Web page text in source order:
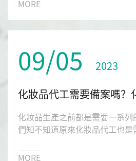
MORE
09/05
2023
化妝品生產之前都是需要一系
們知不知道原來化妝品代工也
底需不需要備案呢？今天就讓琉
MORE